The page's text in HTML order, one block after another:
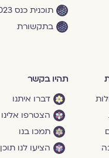
תוכנית כנס 2023
בתקשורת
תהיו בקשר
דברו איתנו
הצטרפו אלינו
תמכו בנו
הציעו לנו תוכן